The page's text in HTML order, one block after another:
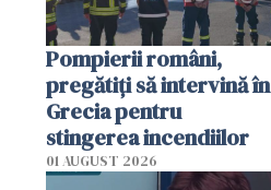
Pompierii români,
pregătiţi să intervină în
Grecia pentru
stingerea incendiilor
01 AUGUST 2026